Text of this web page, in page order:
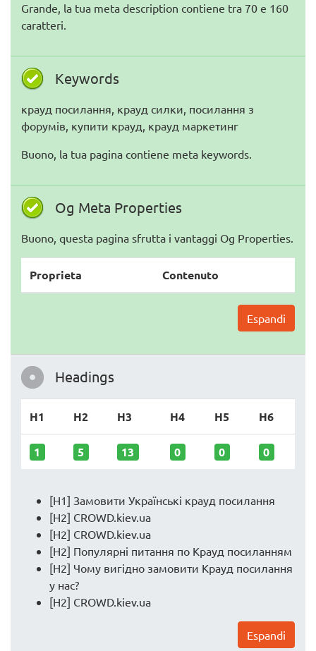
Grande, la tua meta description contiene tra 70 e 160
caratteri.
Keywords
крауд посилання, крауд силки, посилання з
форумів, купити крауд, крауд маркетинг
Buono, la tua pagina contiene meta keywords.
Og Meta Properties
Buono, questa pagina sfrutta i vantaggi Og Properties.
Proprieta Contenuto
Espandi
Headings
H1 H2 H3 H4 H5 H6
1 5 13 0 0 0
[H1] Замовити Українські крауд посилання
[H2] CROWD.kiev.ua
[H2] CROWD.kiev.ua
[H2] Популярні питання по Крауд посиланням
[H2] Чому вигідно замовити Крауд посилання
у нас?
[H2] CROWD.kiev.ua
Espandi